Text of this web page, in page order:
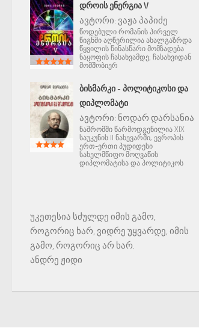
ᲓᲠᲝᲘᲡ ᲔᲜᲔᲠᲒᲘᲐ V
ავტორი: ვაჟა პაპიძე
წოდებული რომანის პირველ
წიგნში აღწერილია ახალგაზრდა
წყვილის წინასწარი მომზადება
ნაყოფის ჩასახვამდე; ჩასახვიდან
მომშობიერ
ᲑᲘᲡᲛᲐᲠᲙᲘ - ᲞᲝᲚᲘᲢᲘᲙᲝᲡᲘ ᲓᲐ
ᲓᲘᲞᲚᲝᲛᲐᲢᲘ
ავტორი: ნოდარ დარსანია
ნაშრომში წარმოდგენილია XIX
საუკუნის II ნახევარში, ევროპის
ერთ-ერთი პუდიდესი
სახელმწიფო მოღვაწის
დიპლომატისა და პოლიტიკოს
უკეთესია სძულდე იმის გამო,
როგორიც ხარ, ვიდრე უყვარდე, იმის
გამო, როგორიც არ ხარ.
ანდრე ჟიდი